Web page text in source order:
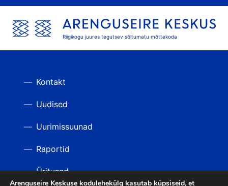
Riigikogu juures tegutsev sõltumatu mõttekoda
Kontakt
Uudised
Uurimissuunad
Raportid
Üritused
Arenguseire Keskuse kodulehekülg kasutab küpsiseid, et